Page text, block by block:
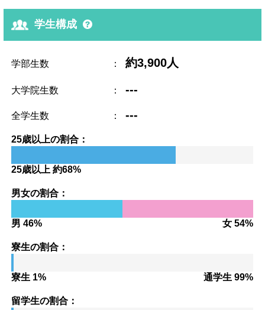
学生構成
学部生数 ： 約3,900人
大学院生数 ： ---
全学生数 ： ---
25歳以上の割合：
25歳以上 約68%
男女の割合：
男 46% 女 54%
寮生の割合：
寮生 1% 通学生 99%
留学生の割合：